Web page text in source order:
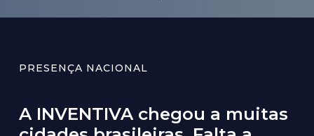
PRESENÇA NACIONAL
A INVENTIVA chegou a muitas